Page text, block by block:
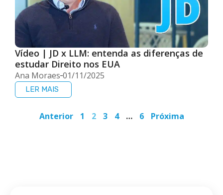
Vídeo | JD x LLM: entenda as diferenças de
estudar Direito nos EUA
Ana Moraes 01/11/2025
LER MAIS
Anterior 1 2 3 4 … 6 Próxima